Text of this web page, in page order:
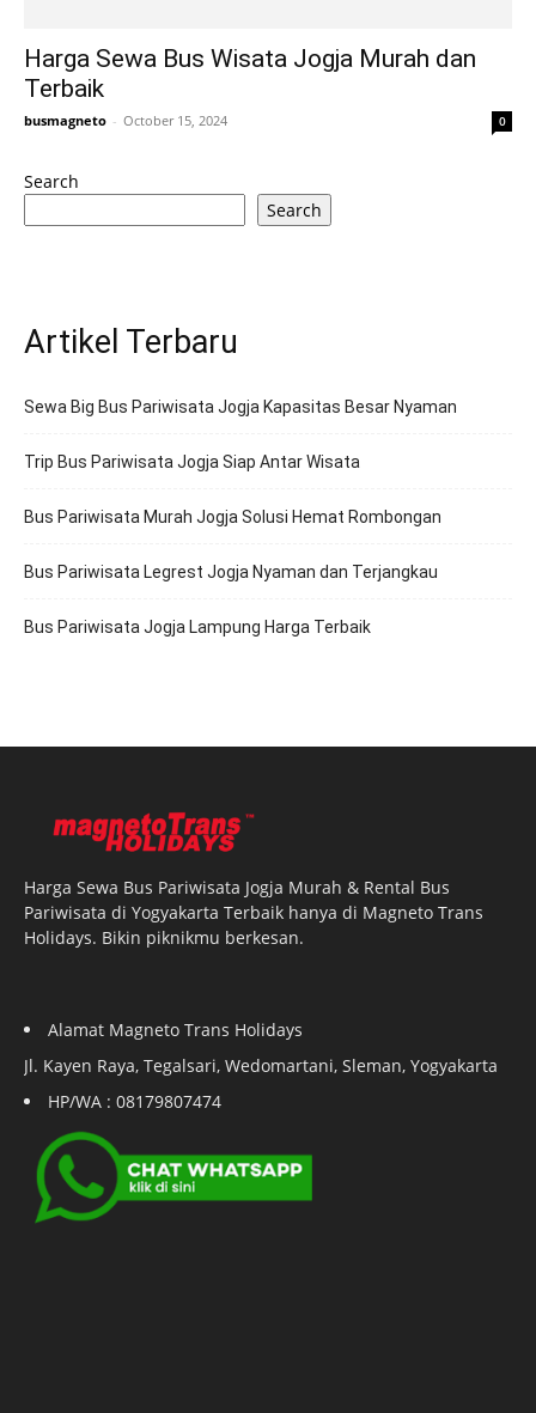
Harga Sewa Bus Wisata Jogja Murah dan
Terbaik
busmagneto - October 15, 2024 0
Search
Search
Artikel Terbaru
Sewa Big Bus Pariwisata Jogja Kapasitas Besar Nyaman
Trip Bus Pariwisata Jogja Siap Antar Wisata
Bus Pariwisata Murah Jogja Solusi Hemat Rombongan
Bus Pariwisata Legrest Jogja Nyaman dan Terjangkau
Bus Pariwisata Jogja Lampung Harga Terbaik
Harga Sewa Bus Pariwisata Jogja Murah & Rental Bus
Pariwisata di Yogyakarta Terbaik hanya di Magneto Trans
Holidays. Bikin piknikmu berkesan.
Alamat Magneto Trans Holidays
Jl. Kayen Raya, Tegalsari, Wedomartani, Sleman, Yogyakarta
HP/WA : 08179807474